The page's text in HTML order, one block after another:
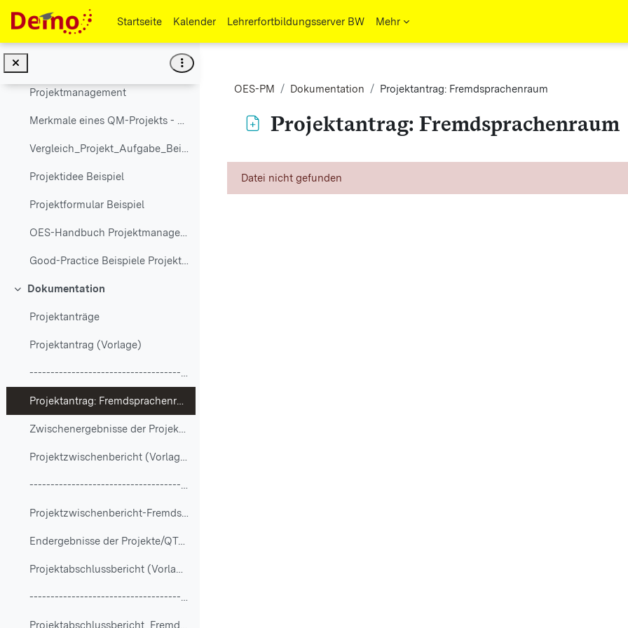
Startseite
Kalender Lehrerfortbildungsserver BW Mehr
Zielvereinbarung
Informationen
Projektmanagement
Merkmale eines QM-Projekts - PDSA-Zyklus
Vergleich_Projekt_Aufgabe_Beispiel
Projektidee Beispiel
Projektformular Beispiel
OES-Handbuch Projektmanagement
Good-Practice Beispiele Projektmanagement
Einklappen
Dokumentation
Projektanträge
Projektantrag (Vorlage)
-----------------------------------------------
Projektantrag: Fremdsprachenraum
Zwischenergebnisse der Projekte/QTeams
Projektzwischenbericht (Vorlage)
-----------------------------------------------
Projektzwischenbericht-Fremdsprachenraum
Endergebnisse der Projekte/QTeams
Projektabschlussbericht (Vorlage)
-----------------------------------------------
OES-PM Dokumentation Projektantrag: Fremdsprachenraum
Projektantrag: Fremdsprachenraum
Datei nicht gefunden